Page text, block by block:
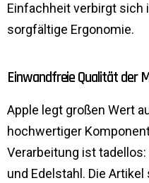
Einfachheit verbirgt sich
sorgfältige Ergonomie.
Einwandfreie Qualität der
Apple legt großen Wert
hochwertiger
Verarbeitung ist
und Edelstahl. Die